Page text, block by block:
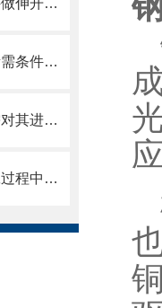
拉链式丝杠防护罩能够随部件做伸开或压缩运动
按照缝合式丝杠防护罩具体所需条件定制
正确选用缝合式丝杠防护罩需对其进行风险评估
刮板排屑机在汽车零部件加工过程中的作用